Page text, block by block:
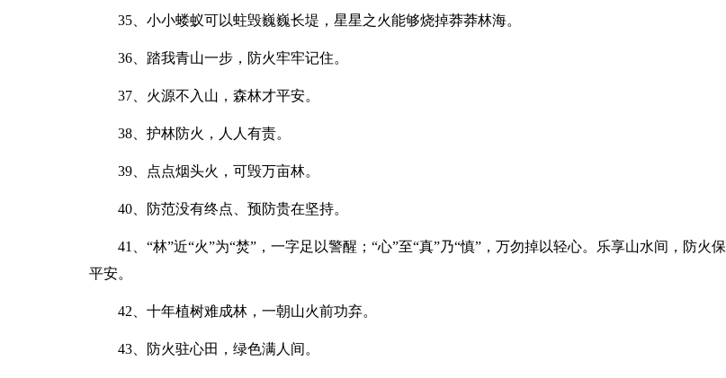
35、小小蝼蚁可以蛀毁巍巍长堤，星星之火能够烧掉莽莽林海。
36、踏我青山一步，防火牢牢记住。
37、火源不入山，森林才平安。
38、护林防火，人人有责。
39、点点烟头火，可毁万亩林。
40、防范没有终点、预防贵在坚持。
41、“林”近“火”为“焚”，一字足以警醒；“心”至“真”乃“慎”，万勿掉以轻心。乐享山水间，防火保
平安。
42、十年植树难成林，一朝山火前功弃。
43、防火驻心田，绿色满人间。